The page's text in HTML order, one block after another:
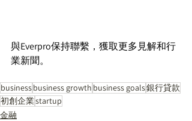
與Everpro保持聯繫，獲取更多見解和行
業新聞。
businessbusiness growth business goals銀行貸款
初創企業startup
金融